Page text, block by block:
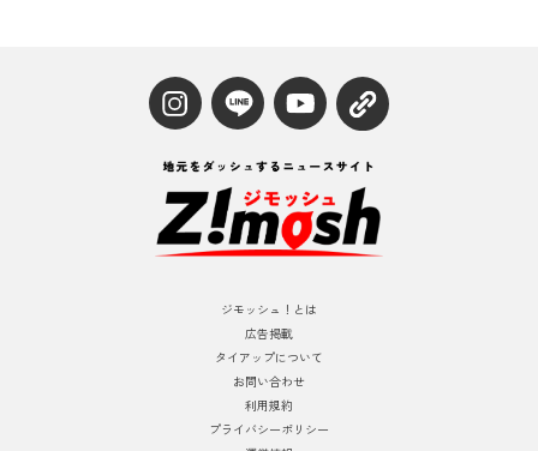
ジモッシュ！とは
広告掲載
タイアップについて
お問い合わせ
利用規約
プライバシーポリシー